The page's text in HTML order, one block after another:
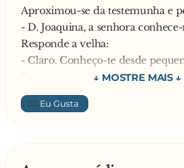
Aproximou-se da testemunha e
- D. Joaquina, a senhora conhece-
Responde a velha:
- Claro. Conheço-te desde
francamente, desiludiste-me.
descaradamente a todo o mundo,
mulher com a secretária, ainda
na tua cunhada, e deste-lhe
livrar da barriga, manipulas as
👍🏼